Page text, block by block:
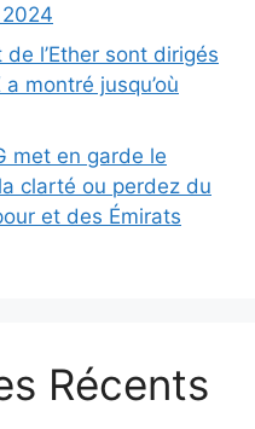
l’Ether sont dirigés
montré jusqu’où
met en garde le
clarté ou perdez du
et des Émirats
Récents